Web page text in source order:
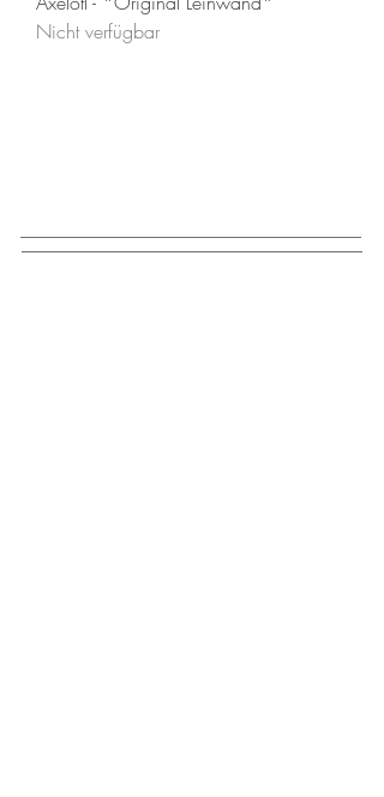
Nicht verfügbar